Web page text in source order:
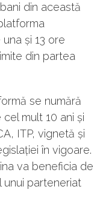
din această
și 13 ore
din partea
se numără
mult 10 ani și
ITP, vignetă și
în vigoare.
va beneficia de
unui parteneriat